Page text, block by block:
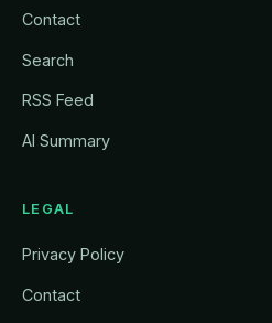
Contact
Search
RSS Feed
AI Summary
LEGAL
Privacy Policy
Contact